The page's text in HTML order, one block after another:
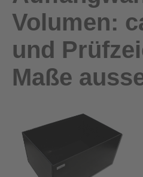
Volumen:
und
Maße